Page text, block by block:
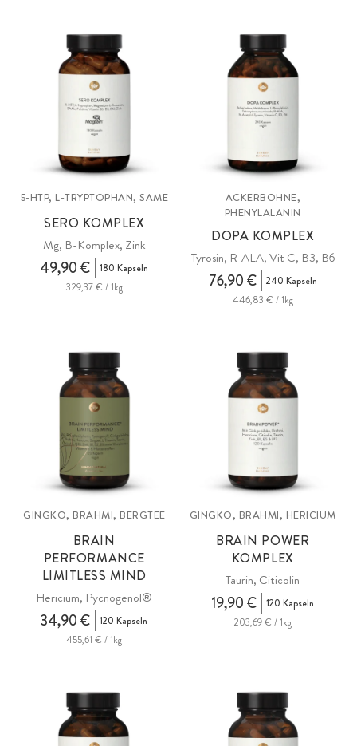
5-HTP, L-TRYPTOPHAN, SAME
SERO KOMPLEX
Mg, B-Komplex, Zink
49,90 €
180 Kapseln
329,37 € / 1kg
ACKERBOHNE,
PHENYLALANIN
DOPA KOMPLEX
Tyrosin, R-ALA, Vit C, B3, B6
76,90 €
240 Kapseln
446,83 € / 1kg
GINGKO, BRAHMI, BERGTEE
BRAIN
PERFORMANCE
LIMITLESS MIND
Hericium, Pycnogenol®
34,90 €
120 Kapseln
455,61 € / 1kg
GINGKO, BRAHMI, HERICIUM
BRAIN POWER
KOMPLEX
Taurin, Citicolin
19,90 €
120 Kapseln
203,69 € / 1kg